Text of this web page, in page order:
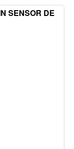
SENSOR DE